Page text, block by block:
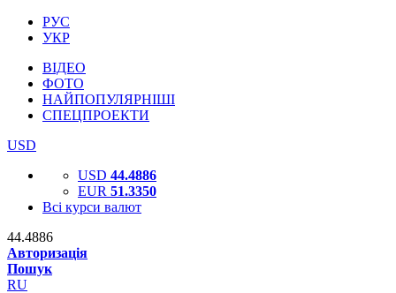
РУС
УКР
ВІДЕО
ФОТО
НАЙПОПУЛЯРНІШІ
СПЕЦПРОЕКТИ
USD
USD 44.4886
EUR 51.3350
Всі курси валют
44.4886
Авторизація
Пошук
RU